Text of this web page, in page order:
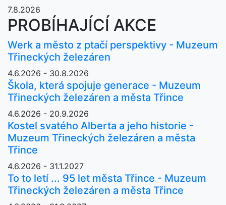
7.8.2026
PROBÍHAJÍCÍ AKCE
Werk a město z ptačí perspektivy - Muzeum
Třineckých železáren
4.6.2026 - 30.8.2026
Škola, která spojuje generace - Muzeum
Třineckých železáren a města Třince
4.6.2026 - 20.9.2026
Kostel svatého Alberta a jeho historie -
Muzeum Třineckých železáren a města
Třince
4.6.2026 - 31.1.2027
To to letí ... 95 let města Třince - Muzeum
Třineckých železáren a města Třince